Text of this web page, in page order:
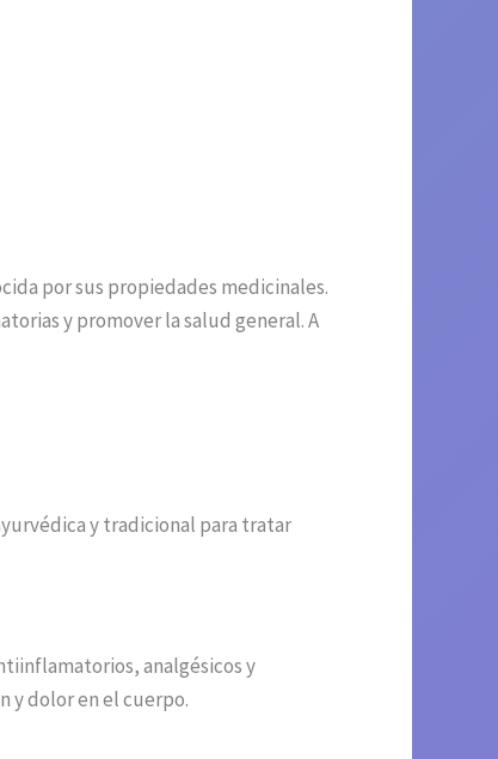
por sus propiedades medicinales.
y promover la salud general. A
y tradicional para tratar
analgésicos y
y dolor en el cuerpo.